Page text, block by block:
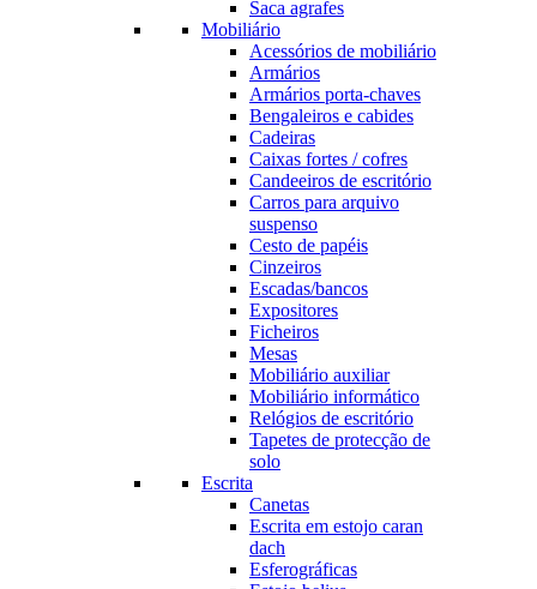
Saca agrafes
Mobiliário
Acessórios de mobiliário
Armários
Armários porta-chaves
Bengaleiros e cabides
Cadeiras
Caixas fortes / cofres
Candeeiros de escritório
Carros para arquivo
suspenso
Cesto de papéis
Cinzeiros
Escadas/bancos
Expositores
Ficheiros
Mesas
Mobiliário auxiliar
Mobiliário informático
Relógios de escritório
Tapetes de protecção de
solo
Escrita
Canetas
Escrita em estojo caran
dach
Esferográficas